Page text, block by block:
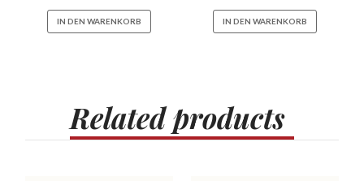
IN DEN WARENKORB IN DEN WARENKORB
Relatedproducts